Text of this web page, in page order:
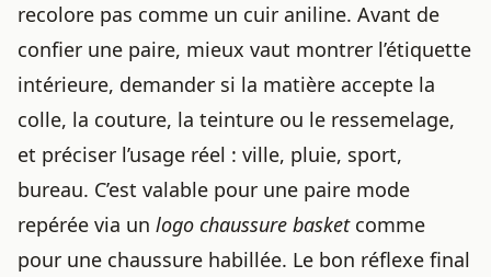
recolore pas comme un cuir aniline. Avant de
confier une paire, mieux vaut montrer l’étiquette
intérieure, demander si la matière accepte la
colle, la couture, la teinture ou le ressemelage,
et préciser l’usage réel : ville, pluie, sport,
bureau. C’est valable pour une paire mode
repérée via un logo chaussure basketcomme
pour une chaussure habillée. Le bon réflexe final